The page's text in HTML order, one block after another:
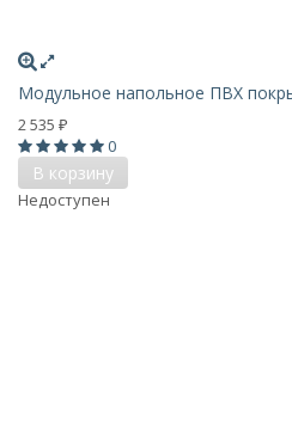
Модульное напольное ПВХ
2 535 ₽
0
В корзину
Недоступен